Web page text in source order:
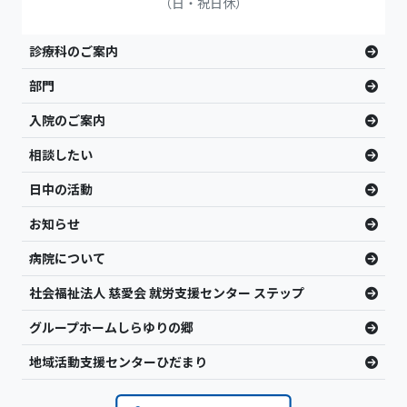
診療科のご案内
部門
入院のご案内
相談したい
日中の活動
お知らせ
病院について
社会福祉法人 慈愛会 就労支援センター ステップ
グループホームしらゆりの郷
地域活動支援センターひだまり